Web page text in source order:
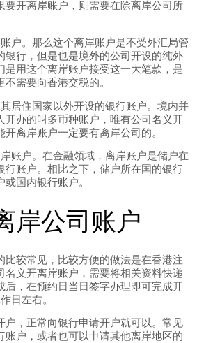
要开离岸账户，则需要在除离岸公司所
户。那么这个离岸账户是不受外汇局管
银行，但是也是境外的公司开设的纯外
是用这个离岸账户接受这一大笔款，是
需要向香港交税的。
居住国家以外开设的银行账户。境内并
开办的叫多币种账户，唯有公司名义开
离岸账户一定要有离岸公司的。
账户。在金融领域，离岸账户是储户在
行账户。相比之下，储户所在国的银行
国内银行账户。
岸公司账户
比较常见，比较方便的做法是在香港注
名义开离岸账户，需要将相关资料快递
后，在预约日当日签字办理即可完成开
日左右。
户，正常向银行申请开户就可以。常见
账户，或者也可以申请其他离岸地区的